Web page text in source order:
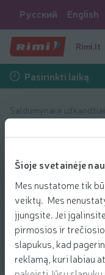
Šioje svetainėje
Mes nustatome tik
veiktų. Mes
įjungsite. Jei
pirmosios ir
slapukus, kad
reklamą, kuri labiau
Русский English
Rimi.lt
Pasirinkti laiką
Saldumynai ir užkandžiai
Pastilės ir kramtomoji